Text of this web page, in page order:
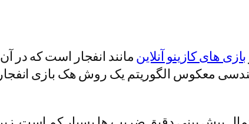
بازی های کازینو آنلاین مانند انفجار است که
معکوس الگوریتم یک روش هک بازی انفجار